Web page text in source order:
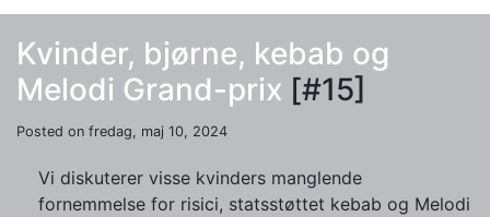
Kvinder, bjørne, kebab og
Melodi Grand-prix [#15]
Posted on fredag, maj 10, 2024
Vi diskuterer visse kvinders manglende
fornemmelse for risici, statsstøttet kebab og Melodi